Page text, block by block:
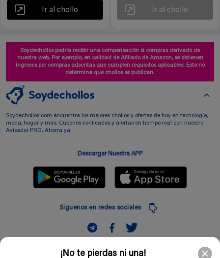
¡No te pierdas ni una!
Ir al chollo Ir al chollo
Soydechollos podría recibir una compensación si compras derivado de
nuestra web. Por ejemplo, en calidad de Afiliado de Amazon, se obtienen
ingresos por compras adscritas que cumplen requisitos aplicables. Esto no
determina que chollos se publican.
Soydechollos.com encuentra los mejores chollos y ofertas de hoy en tecnología,
moda, hogar y más. Cupones verificados y alertas en tiempo real con nuestro
Avisador PRO. Ahorra ya
Descargar Nuestra APP
Siguenos en redes sociales
Suscribir